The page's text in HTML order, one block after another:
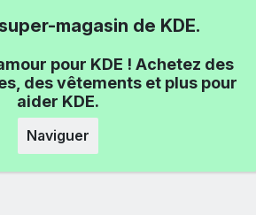
magasin de KDE.
pour KDE ! Achetez des
des vêtements et plus pour
aider KDE.
Naviguer